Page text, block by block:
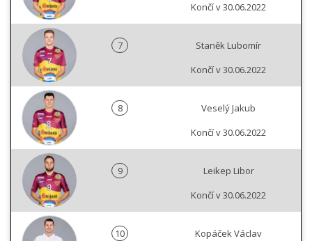
Končí v 30.06.2022
7
Staněk Lubomír
Končí v 30.06.2022
8
Veselý Jakub
Končí v 30.06.2022
9
Leikep Libor
Končí v 30.06.2022
10
Kopáček Václav